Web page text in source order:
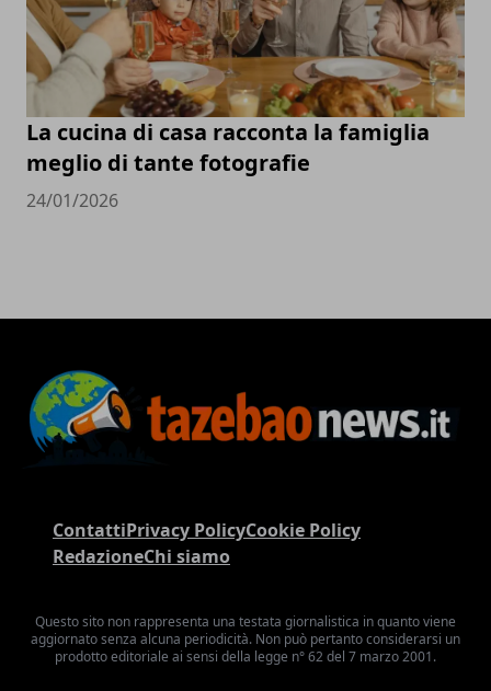
La cucina di casa racconta la famiglia
meglio di tante fotografie
24/01/2026
ContattiPrivacy PolicyCookie Policy
RedazioneChi siamo
Questo sito non rappresenta una testata giornalistica in quanto viene
aggiornato senza alcuna periodicità. Non può pertanto considerarsi un
prodotto editoriale ai sensi della legge n° 62 del 7 marzo 2001.